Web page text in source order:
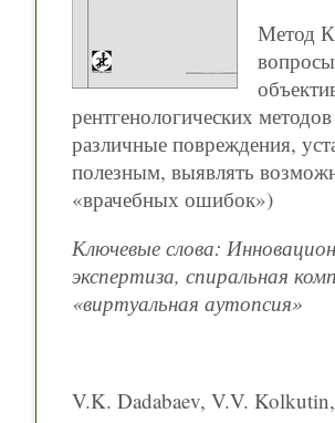
Метод
рентгенологических
различные повреждения,
полезным, выявлять
«врачебных ошибок»)
Ключевые слова:
экспертиза, спиральная
«виртуальная аутопсия»
V.K. Dadabaev, V.V.